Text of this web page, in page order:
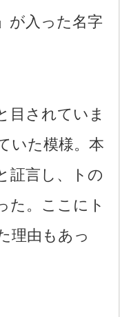
が入った名字
目されていま
いた模様。本
証言し、トの
た。ここにト
理由もあっ